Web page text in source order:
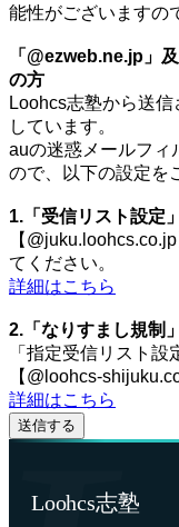
能性がございますの
「@ezweb.ne.jp」
の方
Loohcs志塾から送
しています。
auの迷惑メールフィ
ので、以下の設定を
1.「受信リスト設定
【
てください。
詳細はこちら
2.「なりすまし規制
「指定受信リスト
【@loohcs-
詳細はこちら
Loohcs志塾